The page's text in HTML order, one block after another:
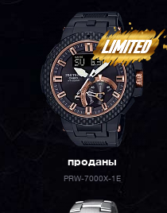
проданы
PRW-7000X-1E